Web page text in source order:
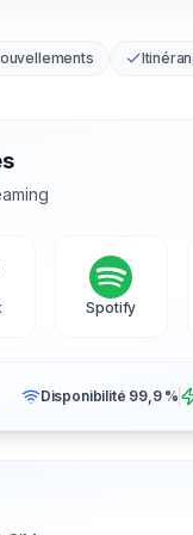
Spotify
Disponibilité 99,9 %